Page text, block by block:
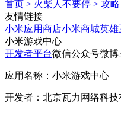
首页 > 火柴人不要停 > 攻略
友情链接
小米应用商店小米商城英雄
小米游戏中心
开发者平台微信公众号微博
应用名称：小米游戏中心
开发者：北京瓦力网络科技